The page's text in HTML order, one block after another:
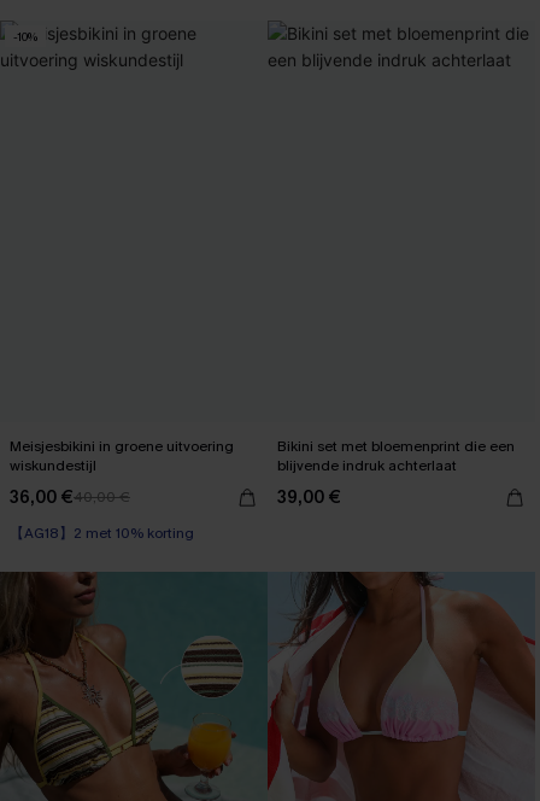
-10%
Meisjesbikini in groene uitvoering
wiskundestijl
36,00 €40,00 €
【AG18】2 met 10% korting
Op voorraad
Bikini set met bloemenprint die een
blijvende indruk achterlaat
39,00 €